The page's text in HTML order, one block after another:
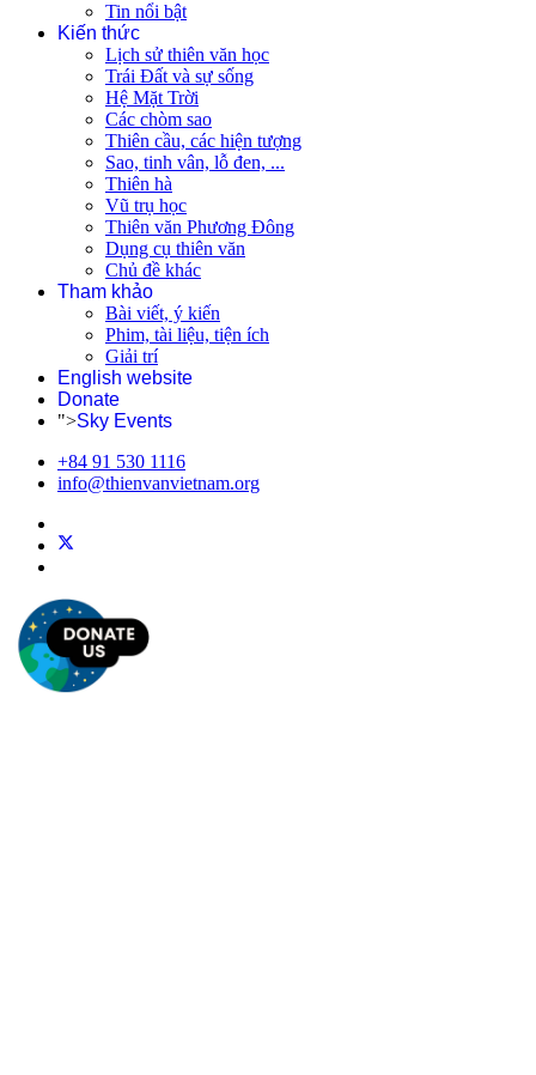
Tin nổi bật
Kiến thức
Lịch sử thiên văn học
Trái Đất và sự sống
Hệ Mặt Trời
Các chòm sao
Thiên cầu, các hiện tượng
Sao, tinh vân, lỗ đen, ...
Thiên hà
Vũ trụ học
Thiên văn Phương Đông
Dụng cụ thiên văn
Chủ đề khác
Tham khảo
Bài viết, ý kiến
Phim, tài liệu, tiện ích
Giải trí
English website
Donate
">Sky Events
+84 91 530 1116
info@thienvanvietnam.org